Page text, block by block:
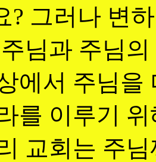
? 그러나 변
님과 주님
에서 주님을
를 이루기
교회는 주